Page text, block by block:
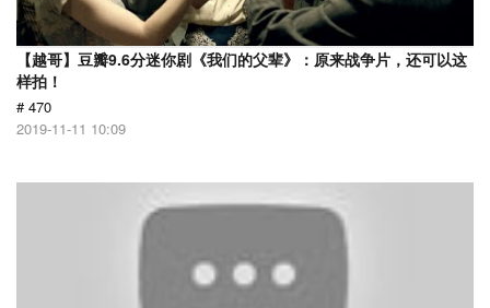
【越哥】豆瓣9.6分迷你剧《我们的父辈》：原来战争片，还可以这
样拍！
# 470
2019-11-11 10:09